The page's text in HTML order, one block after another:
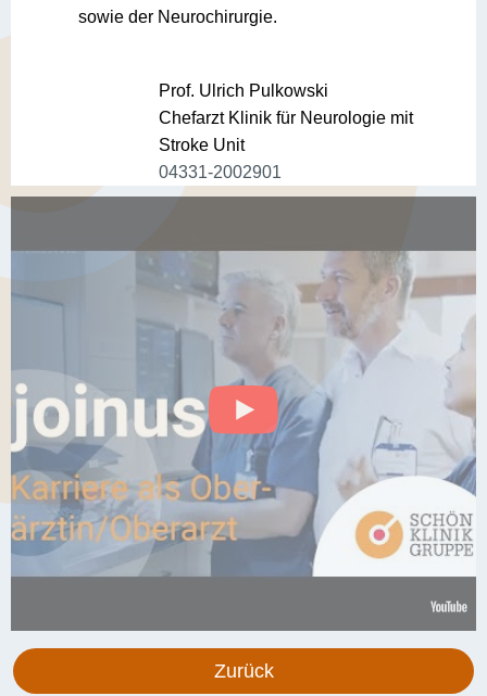
sowie der Neurochirurgie.
Prof. Ulrich Pulkowski
Chefarzt Klinik für Neurologie mit
Stroke Unit
04331-2002901
Zurück